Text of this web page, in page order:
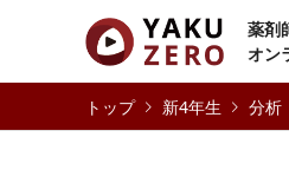
薬剤
オン
新4年生
分析